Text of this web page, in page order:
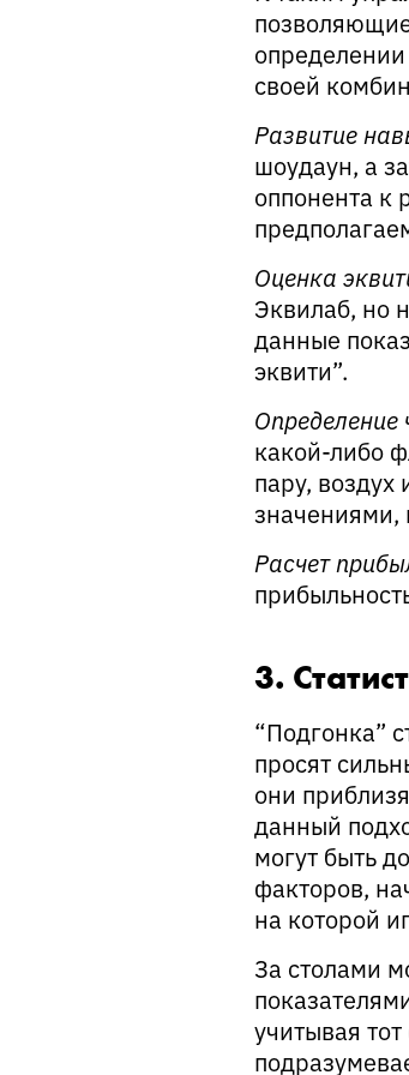
своей
Развитие
шоудаун, а
оппонента к
Оценка
Эквилаб, но
данные
эквити”.
Определение
какой-либо
пару,
значениями,
Расчет
3.
“Подгонка”
просят
они
данный
могут быть
факторов,
на которой
За столами
учитывая